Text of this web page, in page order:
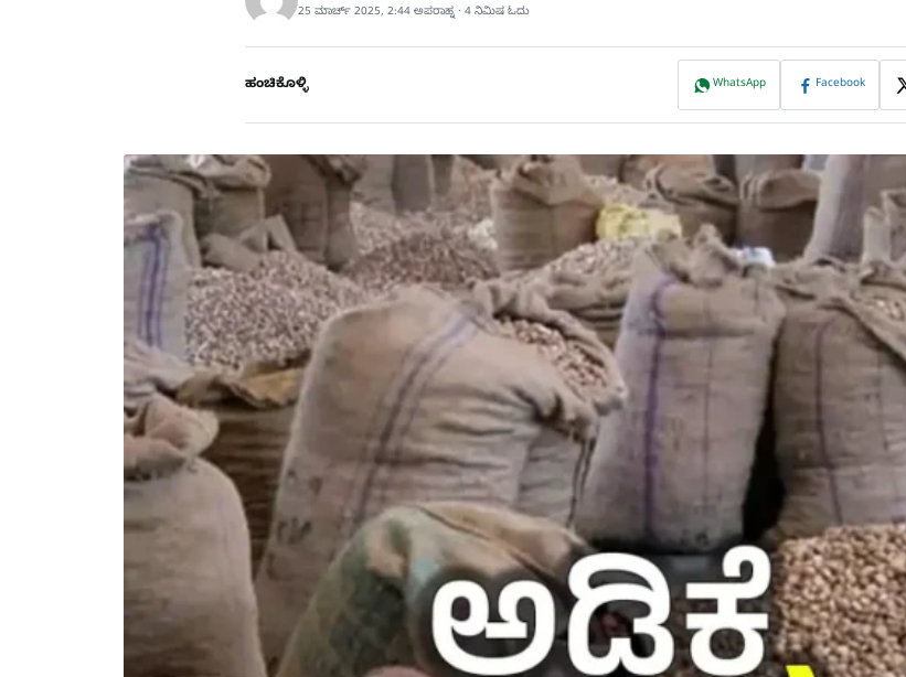
25 ಮಾರ್ಚ್ 2025, 2:44 ಅಪರಾಹ್ನ · 4 ನಿಮಿಷ ಓದು
ಹಂಚಿಕೊಳ್ಳಿ WhatsApp Facebook